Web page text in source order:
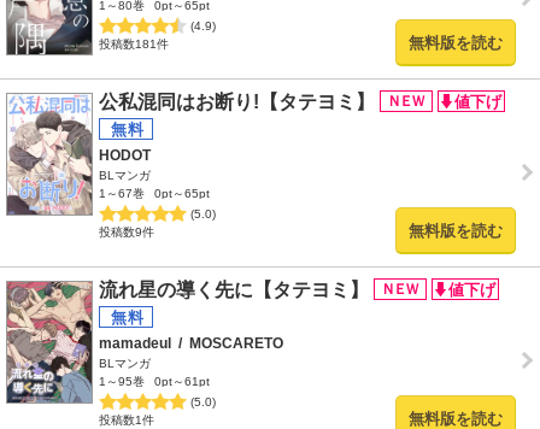
1～80巻
0pt～65pt
(4.9)
投稿数181件
無料版を読む
公私混同はお断り!【タテヨミ】
HODOT
BLマンガ
1～67巻
0pt～65pt
(5.0)
投稿数9件
無料版を読む
流れ星の導く先に【タテヨミ】
mamadeul / MOSCARETO
BLマンガ
1～95巻
0pt～61pt
(5.0)
投稿数1件
無料版を読む